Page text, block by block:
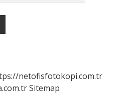
netofisfotokopi.com.tr
Sitemap